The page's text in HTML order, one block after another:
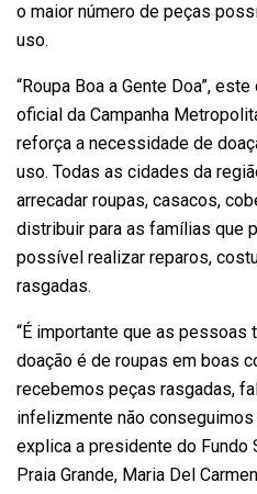
o maior número de peças
uso.
“Roupa Boa a Gente Doa”,
oficial da Campanha
reforça a necessidade de
uso. Todas as cidades da
arrecadar roupas, casacos,
distribuir para as famílias que
possível realizar reparos,
rasgadas.
“É importante que as pessoas
doação é de roupas em boas
recebemos peças rasgadas,
infelizmente não
explica a presidente do Fundo
Praia Grande, Maria Del